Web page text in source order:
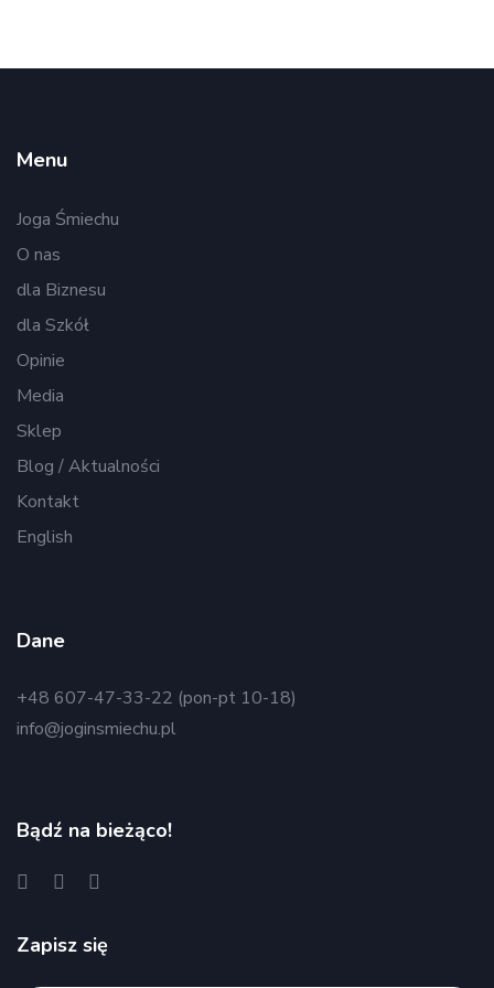
Menu
Joga Śmiechu
O nas
dla Biznesu
dla Szkół
Opinie
Media
Sklep
Blog / Aktualności
Kontakt
English
Dane
+48 607-47-33-22 (pon-pt 10-18)
info@joginsmiechu.pl
Bądź na bieżąco!
Zapisz się